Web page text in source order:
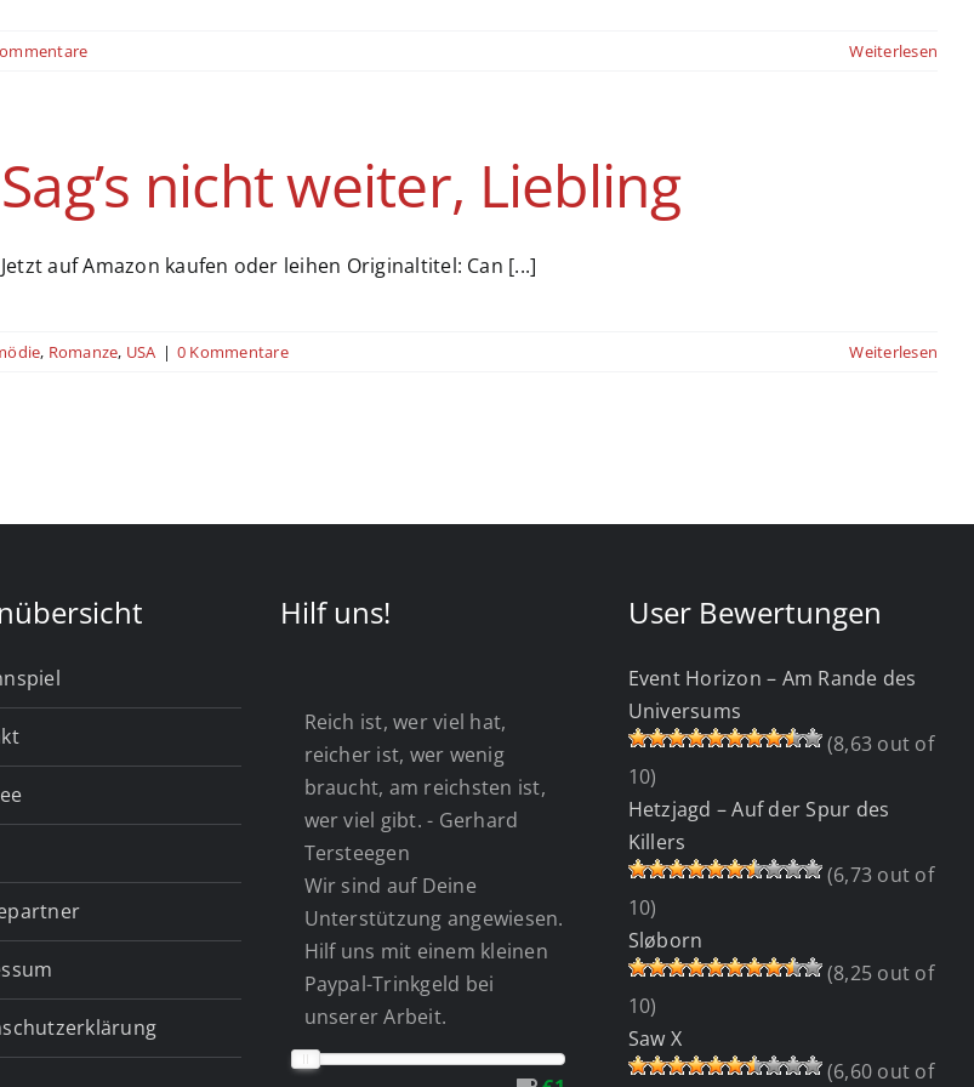
Weiterlesen
Sag’s nicht weiter, Liebling
Jetzt auf Amazon kaufen oder leihen Originaltitel: Can [...]
, Romanze, USA | 0 Kommentare Weiterlesen
Hilf uns!
Reich ist, wer viel hat,
reicher ist, wer wenig
braucht, am reichsten ist,
wer viel gibt. - Gerhard
Tersteegen
Wir sind auf Deine
Unterstützung angewiesen.
Hilf uns mit einem kleinen
Paypal-Trinkgeld bei
unserer Arbeit.
User Bewertungen
Event Horizon – Am Rande des
Universums
(8,63 out of
10)
Hetzjagd – Auf der Spur des
Killers
(6,73 out of
10)
Sløborn
(8,25 out of
10)
Saw X
(6,60 out of